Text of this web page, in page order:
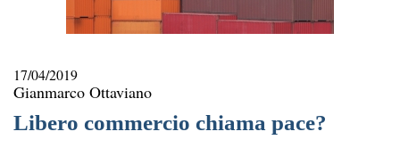
17/04/2019
Gianmarco Ottaviano
Libero commercio chiama pace?